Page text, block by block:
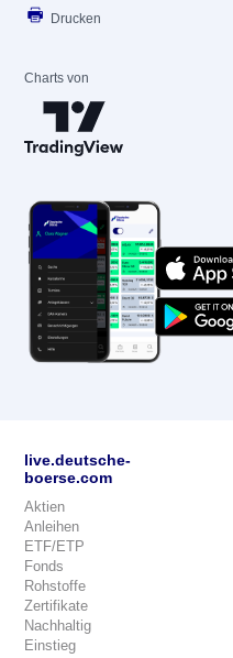
Drucken
Charts von
live.deutsche-
boerse.com
Aktien
Anleihen
ETF/ETP
Fonds
Rohstoffe
Zertifikate
Nachhaltig
Einstieg